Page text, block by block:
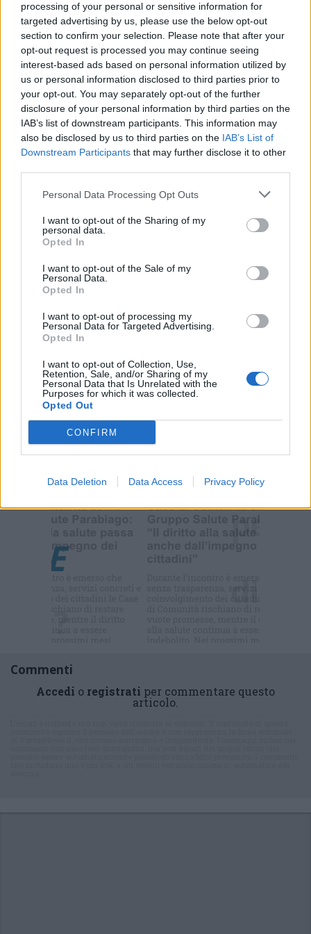
processing of your personal or sensitive information for
targeted advertising by us, please use the below opt-out
section to confirm your selection. Please note that after your
opt-out request is processed you may continue seeing
interest-based ads based on personal information utilized by
us or personal information disclosed to third parties prior to
your opt-out. You may separately opt-out of the further
disclosure of your personal information by third parties on the
IAB’s list of downstream participants. This information may
also be disclosed by us to third parties on the IAB’s List of
Downstream Participants that may further disclose it to other
Personal Data Processing Opt Outs
I want to opt-out of the Sharing of my
personal data.
Opted In
I want to opt-out of the Sale of my
Personal Data.
Opted In
I want to opt-out of processing my
Personal Data for Targeted Advertising.
Opted In
I want to opt-out of Collection, Use,
Retention, Sale, and/or Sharing of my
Personal Data that Is Unrelated with the
Purposes for which it was collected.
Opted Out
CONFIRM
Data Deletion Data Access Privacy Policy
Arsizio, ristorante La Barca di Rho, ristorante
La Maison d'Andrè a Gallarate.
Castronno
Tutti gli eventi
Valeria Arini
valeria.arini@legnanonews.com
Noi di LegnanoNews abbiamo a cuore l'informazione del
nostro territorio e cerchiamo di essere sempre in prima
PIÙ INFORMAZIONI SU
LEGGI GLI ALTRI ARTICOLI DI
Selezioniamo per te
Il meglio di
Commenti
Accedi o registrati per commentare questo
articolo.